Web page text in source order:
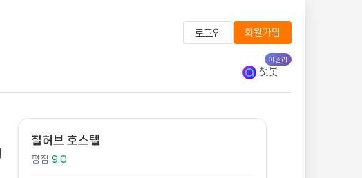
로그인 회원가입
챗봇
아일리
칠허브 호스텔
평점 9.0